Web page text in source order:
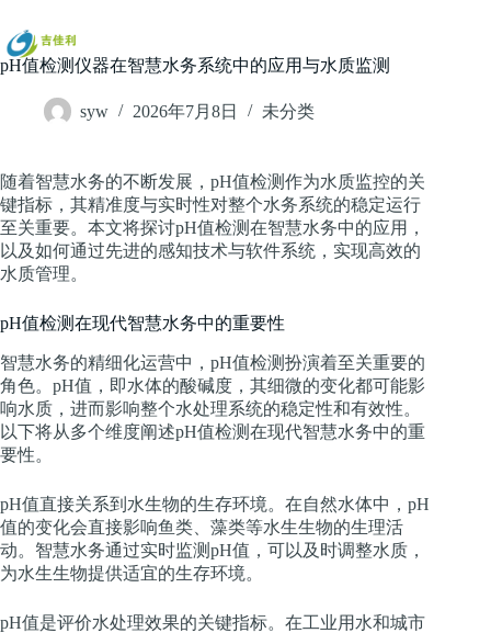
过
内
容
pH值检测仪器在智慧水务系统中的应用与水质监测
syw 2026年7月8日 未分类
随着智慧水务的不断发展，pH值检测作为水质监控的关
键指标，其精准度与实时性对整个水务系统的稳定运行
至关重要。本文将探讨pH值检测在智慧水务中的应用，
以及如何通过先进的感知技术与软件系统，实现高效的
水质管理。
pH值检测在现代智慧水务中的重要性
智慧水务的精细化运营中，pH值检测扮演着至关重要的
角色。pH值，即水体的酸碱度，其细微的变化都可能影
响水质，进而影响整个水处理系统的稳定性和有效性。
以下将从多个维度阐述pH值检测在现代智慧水务中的重
要性。
pH值直接关系到水生物的生存环境。在自然水体中，pH
值的变化会直接影响鱼类、藻类等水生生物的生理活
动。智慧水务通过实时监测pH值，可以及时调整水质，
为水生生物提供适宜的生存环境。
pH值是评价水处理效果的关键指标。在工业用水和城市